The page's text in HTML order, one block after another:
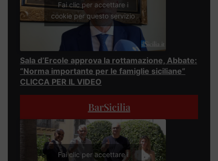
Fai clic per accettare i
cookie per questo servizio
Sala d’Ercole approva la rottamazione, Abbate:
“Norma importante per le famiglie siciliane”
CLICCA PER IL VIDEO
BarSicilia
Fai clic per accettare i